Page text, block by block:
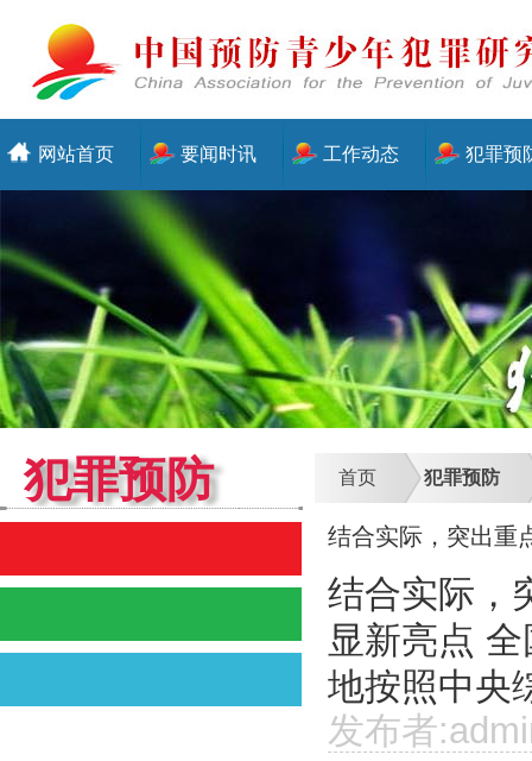
网站首页 要闻时讯 工作动态 犯罪预
犯罪预防 首页 犯罪预防
结合实际，突出重
结合实际，
显新亮点
地按照中央
发布者